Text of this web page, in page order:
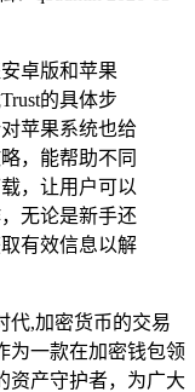
卓版和苹果
的具体步
苹果系统也给
，能帮助不同
，让用户可以
无论是新手还
有效信息以解
代,加密货币的交易
为一款在加密钱包领
资产守护者，为广大